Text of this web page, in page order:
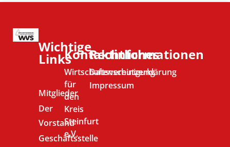
Wichtige
Links
Mitglieder
Der
Vorstand
Geschäftsstelle
Kontaktinformationen
Wirtschaftsvereinigung
für
den
Kreis
Steinfurt
e.V.
Rechtliches
Datenschutzerklärung
Impressum